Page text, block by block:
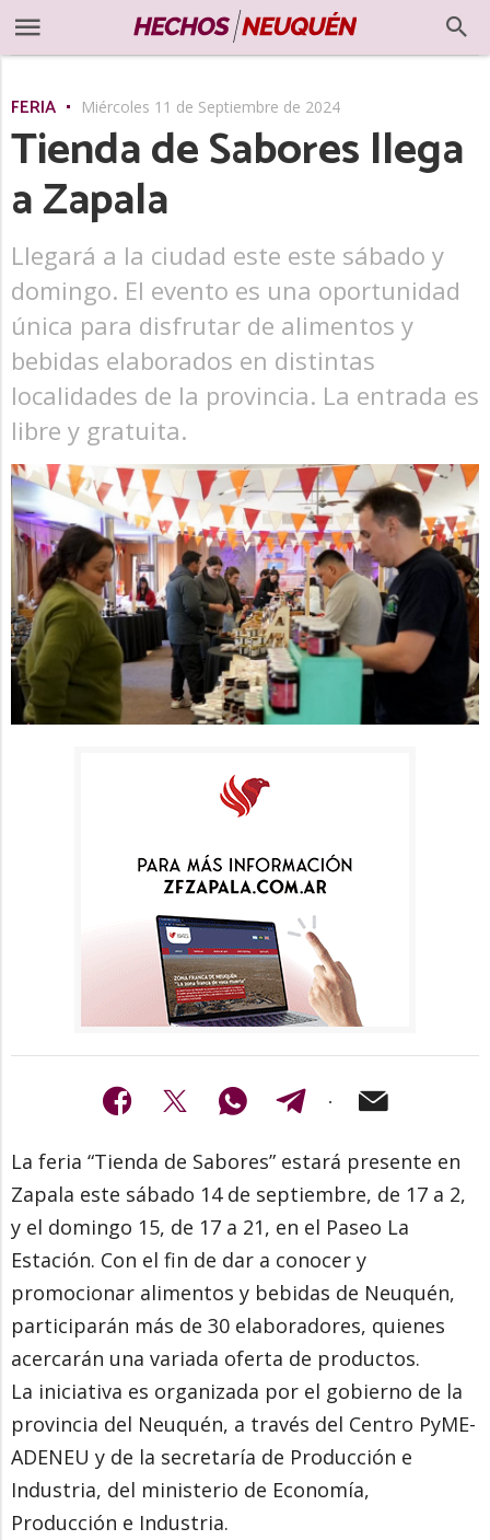
FERIA Miércoles 11 de Septiembre de 2024
Tienda de Sabores llega
a Zapala
Llegará a la ciudad este este sábado y
domingo. El evento es una oportunidad
única para disfrutar de alimentos y
bebidas elaborados en distintas
localidades de la provincia. La entrada es
libre y gratuita.
La feria “Tienda de Sabores” estará presente en
Zapala este sábado 14 de septiembre, de 17 a 2,
y el domingo 15, de 17 a 21, en el Paseo La
Estación. Con el fin de dar a conocer y
promocionar alimentos y bebidas de Neuquén,
participarán más de 30 elaboradores, quienes
acercarán una variada oferta de productos.
La iniciativa es organizada por el gobierno de la
provincia del Neuquén, a través del Centro PyME-
ADENEU y de la secretaría de Producción e
Industria, del ministerio de Economía,
Producción e Industria.